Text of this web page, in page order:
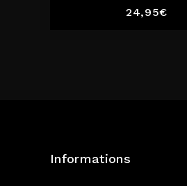
24,95€Prix
Informations